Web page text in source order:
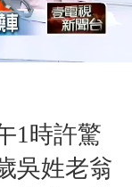
1時許驚
吳姓老翁